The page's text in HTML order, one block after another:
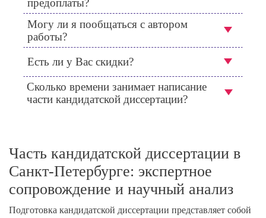
предоплаты?
Могу ли я пообщаться с автором
работы?
Есть ли у Вас скидки?
Сколько времени занимает написание
части кандидатской диссертации?
Часть кандидатской диссертации в
Санкт-Петербурге: экспертное
сопровождение и научный анализ
Подготовка кандидатской диссертации представляет собой